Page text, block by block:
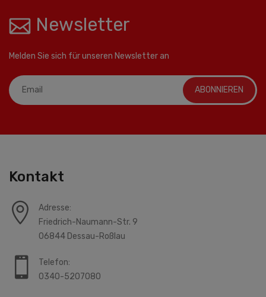
Newsletter
Melden Sie sich für unseren Newsletter an
ABONNIEREN
Kontakt
Adresse:
Friedrich-Naumann-Str. 9
06844 Dessau-Roßlau
Telefon:
0340-5207080